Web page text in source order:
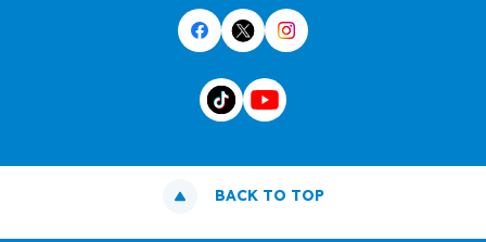
BACK TO TOP